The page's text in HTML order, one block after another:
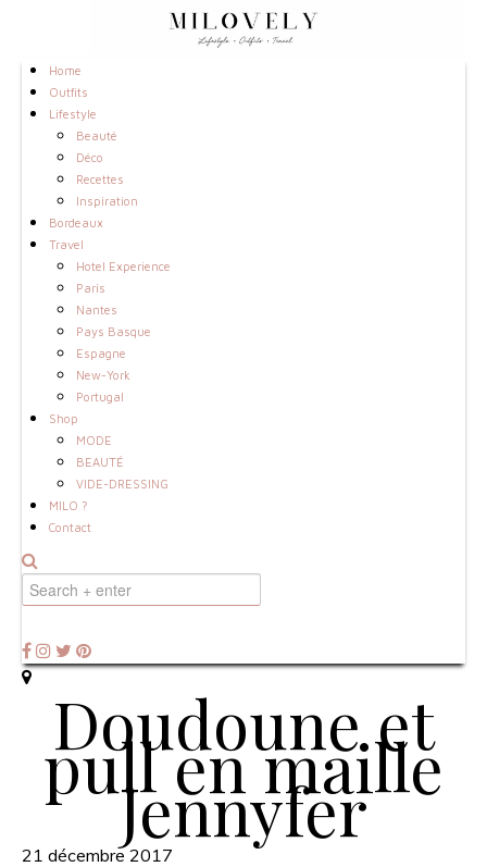
Home
Outfits
Lifestyle
Beauté
Déco
Recettes
Inspiration
Bordeaux
Travel
Hotel Experience
Paris
Nantes
Pays Basque
Espagne
New-York
Portugal
Shop
MODE
BEAUTÉ
VIDE-DRESSING
MILO ?
Contact
Doudoune et
pull en maille
Jennyfer
21 décembre 2017